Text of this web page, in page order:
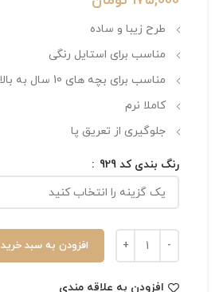
طرح زیبا و ساده
مناسب برای استایل رنگی
مناسب برای بچه های 10 سال به بالا
کاملا نرم
جلوگیری از تعریق پا
رنگ بندی کد 929
افزودن به سبد خرید
افزودن به علاقه مندی